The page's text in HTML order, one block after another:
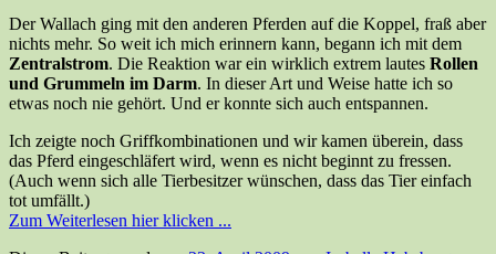
Der Wallach ging mit den anderen Pferden auf die Koppel, fraß aber
nichts mehr. So weit ich mich erinnern kann, begann ich mit dem
Zentralstrom. Die Reaktion war ein wirklich extrem lautes Rollen
und Grummeln im Darm. In dieser Art und Weise hatte ich so
etwas noch nie gehört. Und er konnte sich auch entspannen.
Ich zeigte noch Griffkombinationen und wir kamen überein, dass
das Pferd eingeschläfert wird, wenn es nicht beginnt zu fressen.
(Auch wenn sich alle Tierbesitzer wünschen, dass das Tier einfach
tot umfällt.)
Zum Weiterlesen hier klicken ...